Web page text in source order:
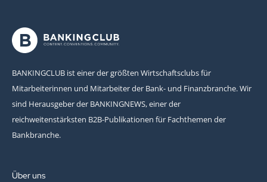
BANKINGCLUB ist einer der größten Wirtschaftsclubs für
Mitarbeiterinnen und Mitarbeiter der Bank- und Finanzbranche. Wir
sind Herausgeber der BANKINGNEWS, einer der
reichweitenstärksten B2B-Publikationen für Fachthemen der
Bankbranche.
Über uns